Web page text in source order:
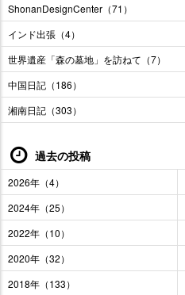
ShonanDesignCenter（71）
インド出張（4）
世界遺産「森の墓地」を訪ねて（7）
中国日記（186）
湘南日記（303）
過去の投稿
2026年（4）
2024年（25）
2022年（10）
2020年（32）
2018年（133）